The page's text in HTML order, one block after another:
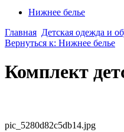
Нижнее белье
Главная Детская одежда и
Вернуться к: Нижнее белье
Комплект
pic_5280d82c5db14.jpg